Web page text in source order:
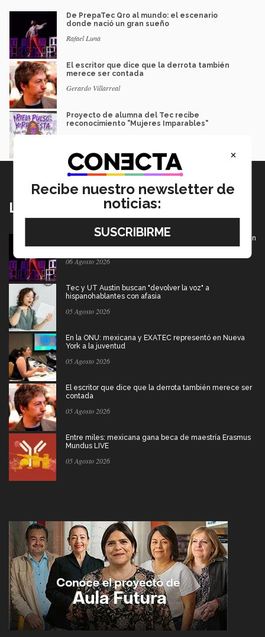
De PrepaTec Qro al mundo: el escenario
donde nació un gran sueño
Rafael Luna
El escritor que dice que la derrota también
merece ser contada
Gerardo Villarreal
Proyecto de alumna del Tec recibe
reconocimiento "Mujeres Imparables"
Lo más nuevo
De PrepaTec Qro al mundo: el escenario donde nació un
gran sueño
06 Agosto 2026
Tec y UT Austin buscan "devolver la voz" a
hispanohablantes con afasia
05 Agosto 2026
En la ONU: mexicana y EXATEC representó en Nueva
York a la juventud
05 Agosto 2026
El escritor que dice que la derrota también merece ser
contada
05 Agosto 2026
Entre miles: mexicana gana beca de maestría Erasmus
Mundus LIVE
05 Agosto 2026
×
Recibe nuestro newsletter de
noticias: